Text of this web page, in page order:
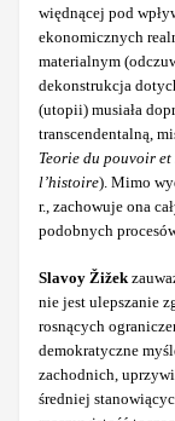
więdnącej pod
ekonomicznych
materialnym
dekonstrukcja
(utopii) musiała
transcendentalną,
Teorie du pouvoir
l’histoire). Mimo
r., zachowuje ona
podobnych
Slavoy Žižek
nie jest ulepszanie
rosnących
demokratyczne
zachodnich,
średniej